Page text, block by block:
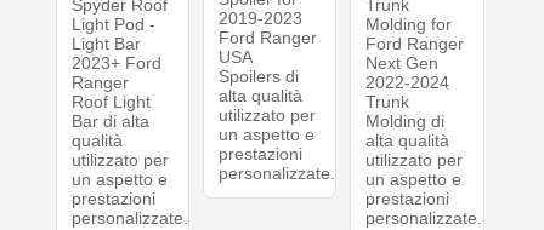
Spyder Roof
Light Pod -
Light Bar
2023+ Ford
Ranger
Roof Light
Bar di alta
qualità
utilizzato per
un aspetto e
prestazioni
personalizzate.
2019-2023
Ford Ranger
USA
Spoilers di
alta qualità
utilizzato per
un aspetto e
prestazioni
personalizzate.
Trunk
Molding for
Ford Ranger
Next Gen
2022-2024
Trunk
Molding di
alta qualità
utilizzato per
un aspetto e
prestazioni
personalizzate.